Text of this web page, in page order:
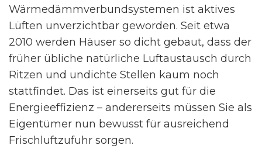
Wärmedämmverbundsystemen ist aktives
Lüften unverzichtbar geworden. Seit etwa
2010 werden Häuser so dicht gebaut, dass der
früher übliche natürliche Luftaustausch durch
Ritzen und undichte Stellen kaum noch
stattfindet. Das ist einerseits gut für die
Energieeffizienz – andererseits müssen Sie als
Eigentümer nun bewusst für ausreichend
Frischluftzufuhr sorgen.